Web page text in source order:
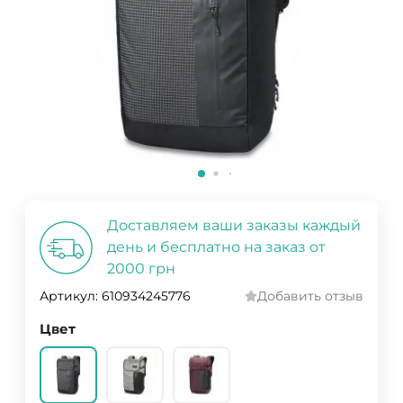
Доставляем ваши заказы каждый
день и бесплатно на заказ от
2000 грн
Артикул: 610934245776 Добавить отзыв
Цвет